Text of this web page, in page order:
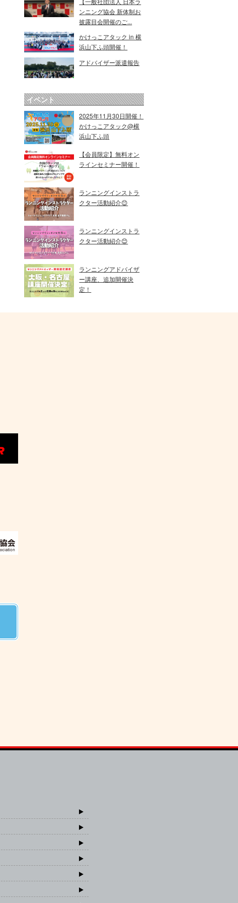
ンニング協会 新体制お
披露目会開催のご...
かけっこアタック in 横
浜山下ふ頭開催！
アドバイザー派遣報告
イベント
2025年11月30日開催！
かけっこアタック@横
浜山下ふ頭
【会員限定】無料オン
ラインセミナー開催！
ランニングインストラ
クター活動紹介😊
ランニングインストラ
クター活動紹介😊
ランニングアドバイザ
ー講座、追加開催決
定！